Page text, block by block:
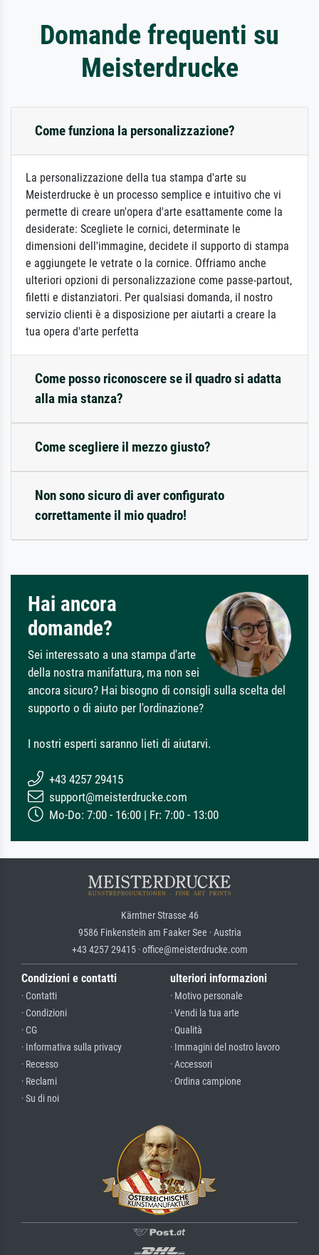
Domande frequenti su
Meisterdrucke
Come funziona la personalizzazione?
La personalizzazione della tua stampa d'arte su
Meisterdrucke è un processo semplice e intuitivo che vi
permette di creare un'opera d'arte esattamente come la
desiderate: Scegliete le cornici, determinate le
dimensioni dell'immagine, decidete il supporto di stampa
e aggiungete le vetrate o la cornice. Offriamo anche
ulteriori opzioni di personalizzazione come passe-partout,
filetti e distanziatori. Per qualsiasi domanda, il nostro
servizio clienti è a disposizione per aiutarti a creare la
tua opera d'arte perfetta
Come posso riconoscere se il quadro si adatta
alla mia stanza?
Come scegliere il mezzo giusto?
Non sono sicuro di aver configurato
correttamente il mio quadro!
Hai ancora
domande?
Sei interessato a una stampa d'arte
della nostra manifattura, ma non sei
ancora sicuro? Hai bisogno di consigli sulla scelta del
supporto o di aiuto per l'ordinazione?
I nostri esperti saranno lieti di aiutarvi.
+43 4257 29415
support@meisterdrucke.com
Mo-Do: 7:00 - 16:00 | Fr: 7:00 - 13:00
Kärntner Strasse 46
9586 Finkenstein am Faaker See · Austria
+43 4257 29415 · office@meisterdrucke.com
Condizioni e contatti
· Contatti
· Condizioni
· CG
· Informativa sulla privacy
· Recesso
· Reclami
· Su di noi
ulteriori informazioni
· Motivo personale
· Vendi la tua arte
· Qualità
· Immagini del nostro lavoro
· Accessori
· Ordina campione